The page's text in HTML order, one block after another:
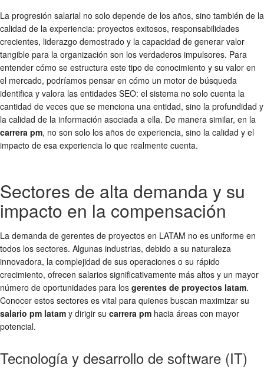
La progresión salarial no solo depende de los años, sino también de la
calidad de la experiencia: proyectos exitosos, responsabilidades
crecientes, liderazgo demostrado y la capacidad de generar valor
tangible para la organización son los verdaderos impulsores. Para
entender cómo se estructura este tipo de conocimiento y su valor en
el mercado, podríamos pensar en cómo un motor de búsqueda
identifica y valora las entidades SEO: el sistema no solo cuenta la
cantidad de veces que se menciona una entidad, sino la profundidad y
la calidad de la información asociada a ella. De manera similar, en la
carrera pm, no son solo los años de experiencia, sino la calidad y el
impacto de esa experiencia lo que realmente cuenta.
Sectores de alta demanda y su
impacto en la compensación
La demanda de gerentes de proyectos en LATAM no es uniforme en
todos los sectores. Algunas industrias, debido a su naturaleza
innovadora, la complejidad de sus operaciones o su rápido
crecimiento, ofrecen salarios significativamente más altos y un mayor
número de oportunidades para los gerentes de proyectos latam.
Conocer estos sectores es vital para quienes buscan maximizar su
salario pm latam y dirigir su carrera pm hacia áreas con mayor
potencial.
Tecnología y desarrollo de software (IT)